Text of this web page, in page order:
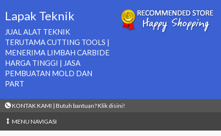
Lapak Teknik
JUAL ALAT TEKNIK
TERUTAMA CUTTING TOOLS |
MENERIMA LIMBAH CARBIDE
HARGA TINGGI | JASA
PEMBUATAN MOLD DAN
PART
KONTAK KAMI | Butuh bantuan? Klik disini!
MENU NAVIGASI